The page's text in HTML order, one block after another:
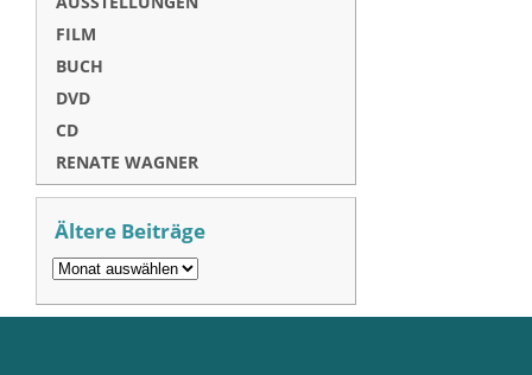
FILM
BUCH
DVD
CD
RENATE WAGNER
Ältere Beiträge